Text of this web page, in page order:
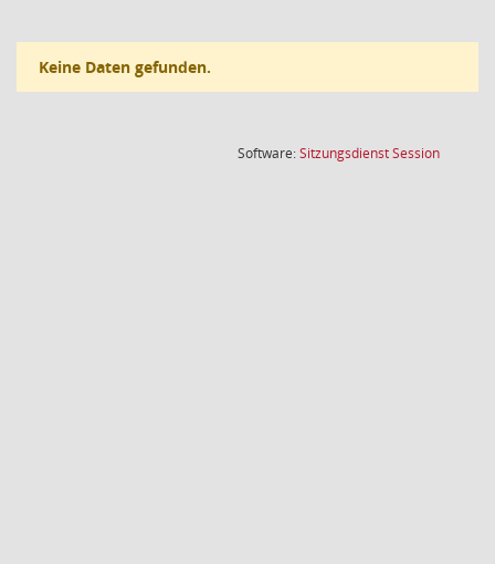
Keine Daten gefunden.
Software:SitzungsdienstSession(Wird in